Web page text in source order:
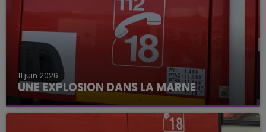
11 juin 2026
UNE EXPLOSION DANS LA MARNE